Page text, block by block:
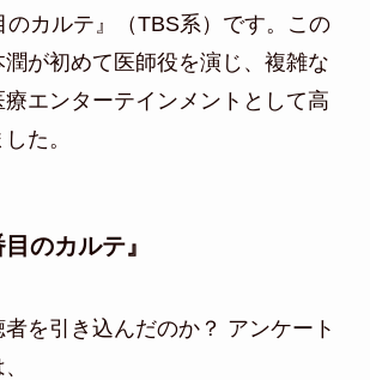
のカルテ』（TBS系）です。この
潤が初めて医師役を演じ、複雑な
エンターテインメントとして高
た。
のカルテ』
を引き込んだのか？ アンケート